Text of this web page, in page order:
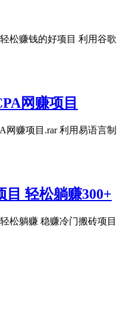
松赚钱的好项目 利用谷歌
网赚项目
网赚项目.rar 利用易语言制
目 轻松躺赚300+
松躺赚 稳赚冷门搬砖项目